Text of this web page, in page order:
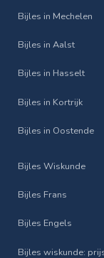
Bijles in Mechelen
Bijles in Aalst
Bijles in Hasselt
Bijles in Kortrijk
Bijles in Oostende
Bijles Wiskunde
Bijles Frans
Bijles Engels
Bijles wiskunde: